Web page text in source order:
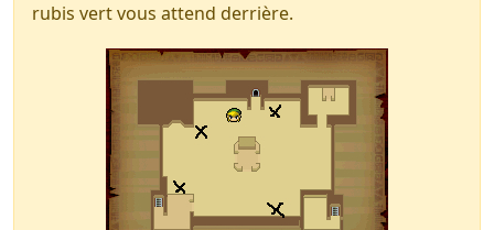
rubis vert vous attend derrière.